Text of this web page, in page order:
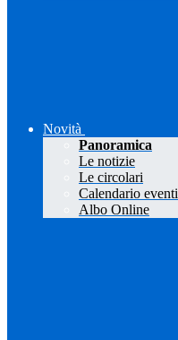
Novità
Panoramica
Le notizie
Le circolari
Calendario eventi
Albo Online